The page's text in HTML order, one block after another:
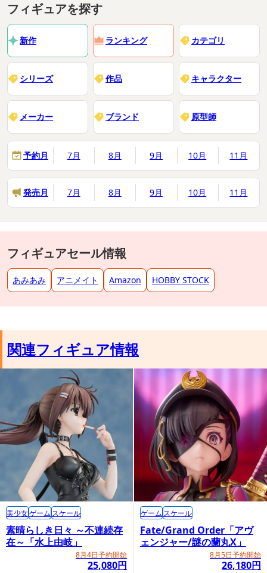
プレミアムバンダイ内商品購入ページ
フィギュアを探す
新作 ランキング カテゴリ
シリーズ 作品 キャラクター
メーカー ブランド 原型師
予約月 7月 8月 9月 10月 11月
発売月 7月 8月 9月 10月 11月
フィギュアセール情報
あみあみ アニメイト Amazon HOBBY STOCK
関連フィギュア情報
素晴らしき日々 ～不連続存
在～「水上由岐」
8月4日予約開始
25,080円
美少女ゲーム スケール
Fate/Grand Order「アヴ
ェンジャー/謎の蘭丸X」
8月5日予約開始
26,180円
ゲーム スケール